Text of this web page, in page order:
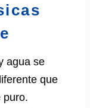
agua se
que
puro.